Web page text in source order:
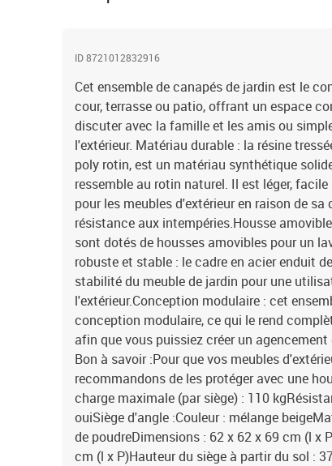
ID 8721012832916
Cet ensemble de canapés de jardin est le
cour, terrasse ou patio, offrant un espace
discuter avec la famille et les amis ou
l'extérieur. Matériau durable : la résine
poly rotin, est un matériau synthétique
ressemble au rotin naturel. Il est léger,
pour les meubles d'extérieur en raison de
résistance aux intempéries.Housse
sont dotés de housses amovibles pour un
robuste et stable : le cadre en acier enduit
stabilité du meuble de jardin pour une
l'extérieur.Conception modulaire : cet
conception modulaire, ce qui le rend
afin que vous puissiez créer un
Bon à savoir :Pour que vos meubles
recommandons de les protéger avec une
charge maximale (par siège) : 110
ouiSiège d'angle :Couleur : mélange
de poudreDimensions : 62 x 62 x 69 cm (l x
cm (l x P)Hauteur du siège à partir du sol :